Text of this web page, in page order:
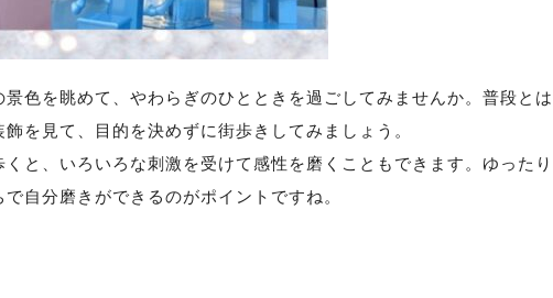
色を眺めて、やわらぎのひとときを過ごしてみませんか。普段とは
を見て、目的を決めずに街歩きしてみましょう。
と、いろいろな刺激を受けて感性を磨くこともできます。ゆったり
自分磨きができるのがポイントですね。